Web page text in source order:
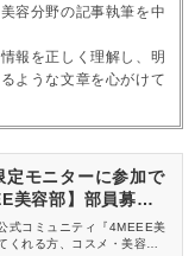
容分野の記事執筆を中
報を正しく理解し、明
ような文章を心がけて
定モニターに参加で
美容部】部員募集
式コミュニティ『4MEEE美
れる方、コスメ・美容情報